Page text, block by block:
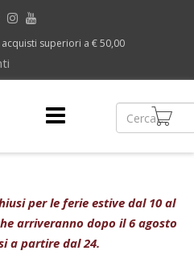
superiori a € 50,00
per le ferie estive dal 10 al
arriveranno dopo il 6 agosto
a partire dal 24.